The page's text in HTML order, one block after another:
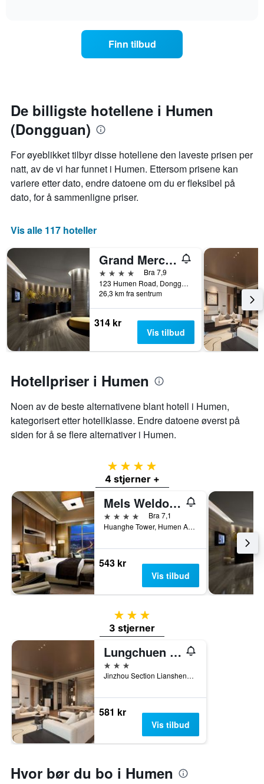
for
et
rom
kveld,
basert
på
data
fra
siste
tre
dagene
siste
tre
dagene
sortert
etter
antall
stjerner.
Diagrammets
akse
hotellkategorier
stjerner.
Diagrammets
1
Y-
akse
viser
gjennomsnittsprisen
på
denne
funnet
de
siste
3
Finn tilbud
De billigste hotellene i Humen
(Dongguan)
For øyeblikket tilbyr disse hotellene den laveste prisen per
natt, av de vi har funnet i Humen. Ettersom prisene kan
variere etter dato, endre datoene om du er fleksibel på
dato, for å sammenligne priser.
Vis alle 117 hoteller
Grand Mercure Dongguan Humen
4 stjerner
Bra 7,9
123 Humen Road, Dongguan, Kina
26,3 km fra sentrum
314 kr
Vis tilbud
Hotellpriser i Humen
Noen av de beste alternativene blant hotell i Humen,
kategorisert etter hotellklasse. Endre datoene øverst på
siden for å se flere alternativer i Humen.
4 stjerner
4 stjerner +
Mels Weldon Dongguan Humen
4 stjerner
Bra 7,1
Huanghe Tower, Humen Avenue, Humen Town, Dongguan, Kina
543 kr
Vis tilbud
3 stjerner
3 stjerner
Lungchuen International Hotel
3 stjerner
Jinzhou Section Liansheng Road, Dongguan, Kina
581 kr
Vis tilbud
Hvor bør du bo i Humen